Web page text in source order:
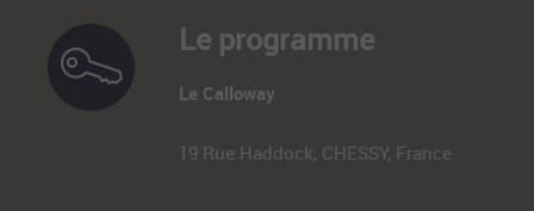
Le programme
Le Calloway
19 Rue Haddock, CHESSY, France